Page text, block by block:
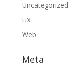
Uncategorized
UX
Web
Meta